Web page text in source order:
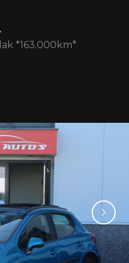
*163.000km*